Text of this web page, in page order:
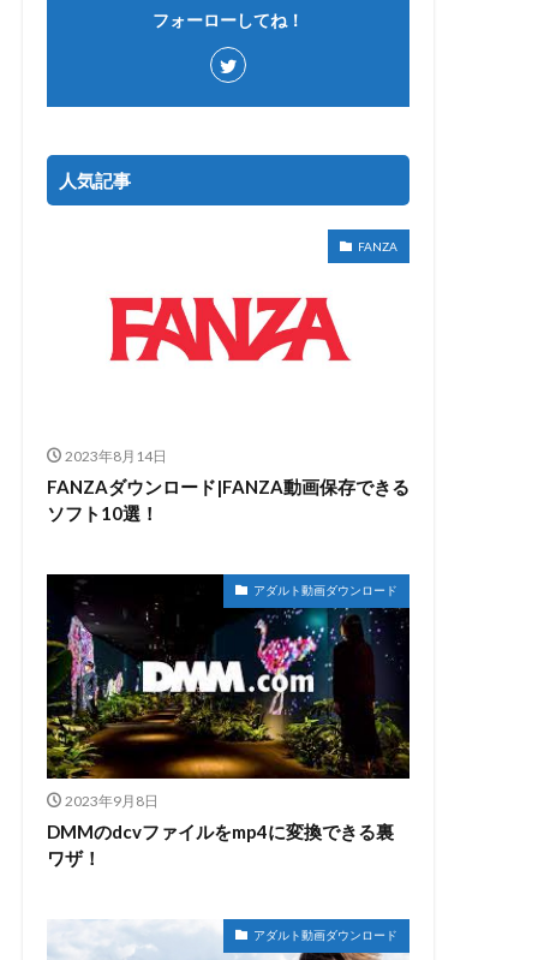
フォーローしてね！
人気記事
FANZA
2023年8月14日
FANZAダウンロード|FANZA動画保存できる
ソフト10選！
アダルト動画ダウンロード
2023年9月8日
DMMのdcvファイルをmp4に変換できる裏
ワザ！
アダルト動画ダウンロード